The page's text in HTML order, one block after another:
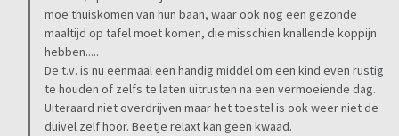
moe thuiskomen van hun baan, waar ook nog een gezonde
maaltijd op tafel moet komen, die misschien knallende koppijn
hebben.....
De t.v. is nu eenmaal een handig middel om een kind even rustig
te houden of zelfs te laten uitrusten na een vermoeiende dag.
Uiteraard niet overdrijven maar het toestel is ook weer niet de
duivel zelf hoor. Beetje relaxt kan geen kwaad.